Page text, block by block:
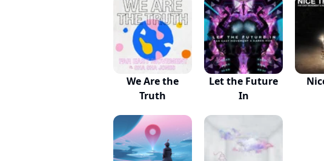
We Are the
Truth
Let the Future
In